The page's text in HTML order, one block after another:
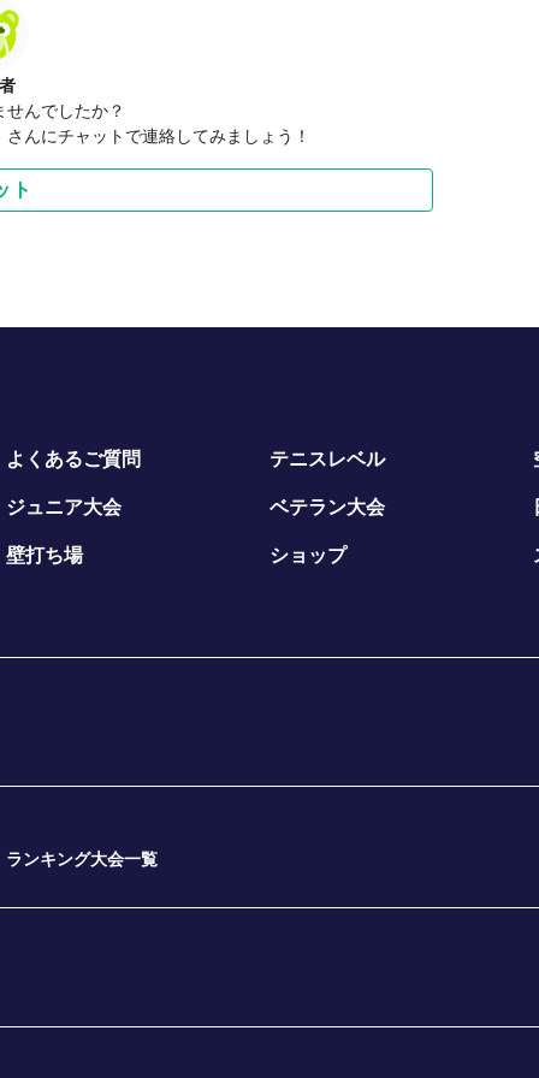
んでしたか？
んにチャットで連絡してみましょう！
ト
よくあるご質問 テニスレベル
ジュニア大会 ベテラン大会
壁打ち場 ショップ
ランキング大会一覧